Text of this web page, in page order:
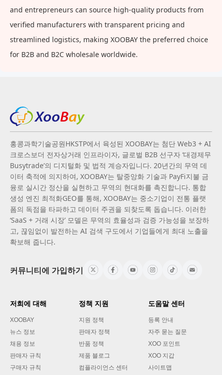
and entrepreneurs can source high-quality products from
verified manufacturers with transparent pricing and
streamlined logistics, making XOOBAY the preferred choice
for B2B and B2C wholesale worldwide.
홍콩과학기술공원HKSTP에서 육성된 XOOBAY는 첨단 Web3 + AI
크로스보더 전자상거래 인프라이자, 글로벌 B2B 선구자 ‘대경제무
Busytrade’의 디지털화 및 법적 계승자입니다. 20년간의 무역 데
이터 축적에 의지하여, XOOBAY는 탈중앙화 기술과 PayFi지불 금
융로 실시간 정산을 실현하고 무역의 현대화를 촉진합니다. 통합
생성 엔진 최적화GEO를 통해, XOOBAY는 중소기업이 전통 플랫
폼의 독점을 타파하고 데이터 주권을 되찾도록 돕습니다. 이러한
‘SaaS + 거래 시장’ 모델은 무역의 효율성과 검증 가능성을 보장하
고, 끊임없이 발전하는 AI 검색 구도에서 기업들에게 최대 노출을
확보해 줍니다.
커뮤니티에 가입하기
저희에 대해
XOOBAY
뉴스 정보
채용 정보
판매자 규칙
구매자 규칙
정책 지원
지원 정책
판매자 정책
반품 정책
제품 블로그
컴플라이언스 센터
도움말 센터
등록 안내
자주 묻는 질문
XOO 포인트
XOO 지갑
사이트맵